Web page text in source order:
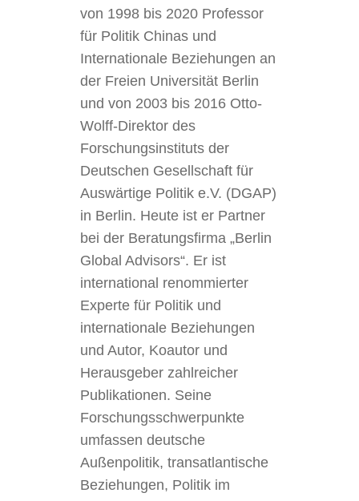
von 1998 bis 2020 Professor
für Politik Chinas und
Internationale Beziehungen an
der Freien Universität Berlin
und von 2003 bis 2016 Otto-
Wolff-Direktor des
Forschungsinstituts der
Deutschen Gesellschaft für
Auswärtige Politik e.V. (DGAP)
in Berlin. Heute ist er Partner
bei der Beratungsfirma „Berlin
Global Advisors“. Er ist
international renommierter
Experte für Politik und
internationale Beziehungen
und Autor, Koautor und
Herausgeber zahlreicher
Publikationen. Seine
Forschungsschwerpunkte
umfassen deutsche
Außenpolitik, transatlantische
Beziehungen, Politik im